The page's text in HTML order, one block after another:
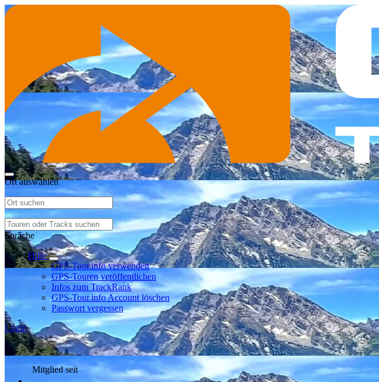
Ort auswählen
Sprache
Hilfe
GPS-Tour.info verwenden
GPS-Touren veröffentlichen
Infos zum TrackRank
GPS-Tour.info Account löschen
Passwort vergessen
Login
Mitglied seit